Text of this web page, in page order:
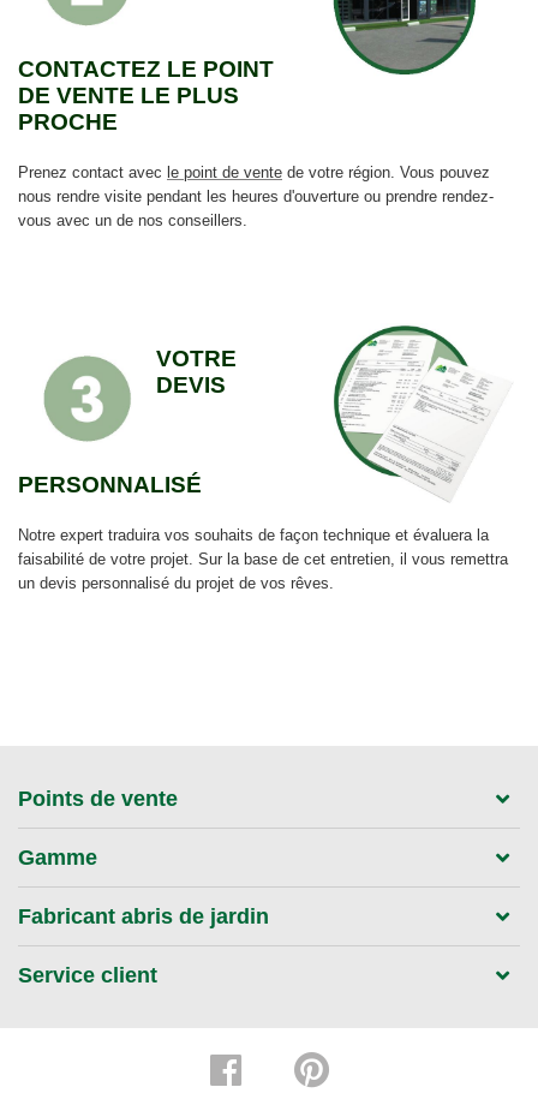
CONTACTEZ LE POINT
DE VENTE LE PLUS
PROCHE
Prenez contact avec le point de vente de votre région. Vous pouvez
nous rendre visite pendant les heures d'ouverture ou prendre rendez-
vous avec un de nos conseillers.
VOTRE
DEVIS
PERSONNALISÉ
Notre expert traduira vos souhaits de façon technique et évaluera la
faisabilité de votre projet. Sur la base de cet entretien, il vous remettra
un devis personnalisé du projet de vos rêves.
Points de vente
Gamme
Fabricant abris de jardin
Service client